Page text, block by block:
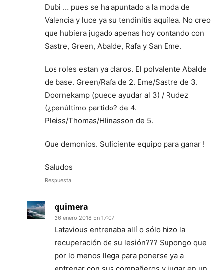
Dubi … pues se ha apuntado a la moda de
Valencia y luce ya su tendinitis aquílea. No creo
que hubiera jugado apenas hoy contando con
Sastre, Green, Abalde, Rafa y San Eme.
Los roles estan ya claros. El polvalente Abalde
de base. Green/Rafa de 2. Eme/Sastre de 3.
Doornekamp (puede ayudar al 3) / Rudez
(¿penúltimo partido? de 4.
Pleiss/Thomas/Hlinasson de 5.
Que demonios. Suficiente equipo para ganar !
Saludos
Respuesta
quimera
26 enero 2018 En 17:07
Latavious entrenaba allí o sólo hizo la
recuperación de su lesión??? Supongo que
por lo menos llega para ponerse ya a